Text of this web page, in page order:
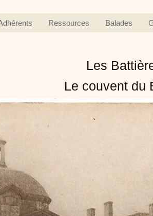
Ressources Balades
Les
Le couvent du